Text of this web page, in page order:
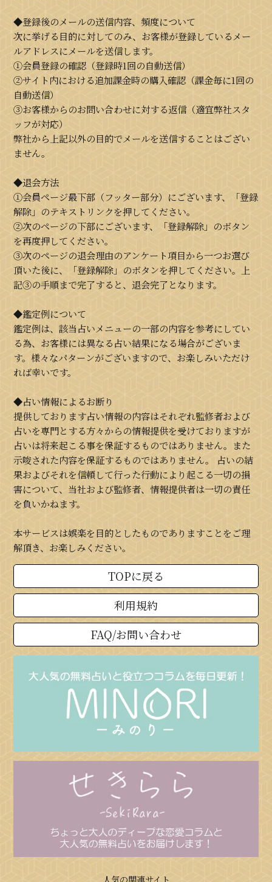
◆登録後のメールの送信内容、頻度について
次に挙げる目的に対してのみ、お客様が登録しているメー
ルアドレスにメールを送信します。
①会員登録の確認（登録時1回の自動送信）
②サイト内における追加課金時の購入確認（課金毎に1回の
自動送信）
③お客様からのお問い合わせに対する返信（適宜弊社スタ
ッフが対応）
弊社から上記以外の目的でメールを送信することはござい
ません。
◆退会方法
①会員ページ最下部（フッター部分）にございます、「登録
解除」のテキストリンクを押してください。
②次のページの下部にございます、「登録解除」のボタン
を再度押してください。
③次のページの退会理由のアンケート項目から一つお選び
頂いた後に、「登録解除」のボタンを押してください。上
記③の手順まで完了すると、退会完了となります。
◆鑑定例について
鑑定例は、該当占いメニューの一部の内容を参考にしてい
る為、お客様には異なる占い結果になる場合がございま
す。様々なパターンがございますので、お楽しみいただけ
れば幸いです。
◆占い情報によるお断り
提供しております占い情報の内容はそれぞれ監修者および
占いを専門とする方々からの情報提供を受けておりますが
占いは将来起こる事を保証するものではありません。また
示唆された内容を保証するものではありません。 占いの結
果およびそれを信頼して行った行動により起こる一切の損
害について、当社および監修者、情報提供者は一切の責任
を負いかねます。
本サービスは娯楽を目的としたものでありますことをご理
解頂き、お楽しみください。
TOPに戻る
利用規約
FAQ/お問い合わせ
人気の関連サイト